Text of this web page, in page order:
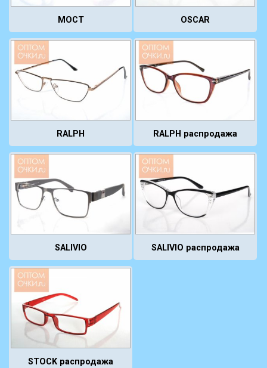
MOCT OSCAR
RALPH RALPH распродажа
SALIVIO SALIVIO распродажа
STOCK распродажа